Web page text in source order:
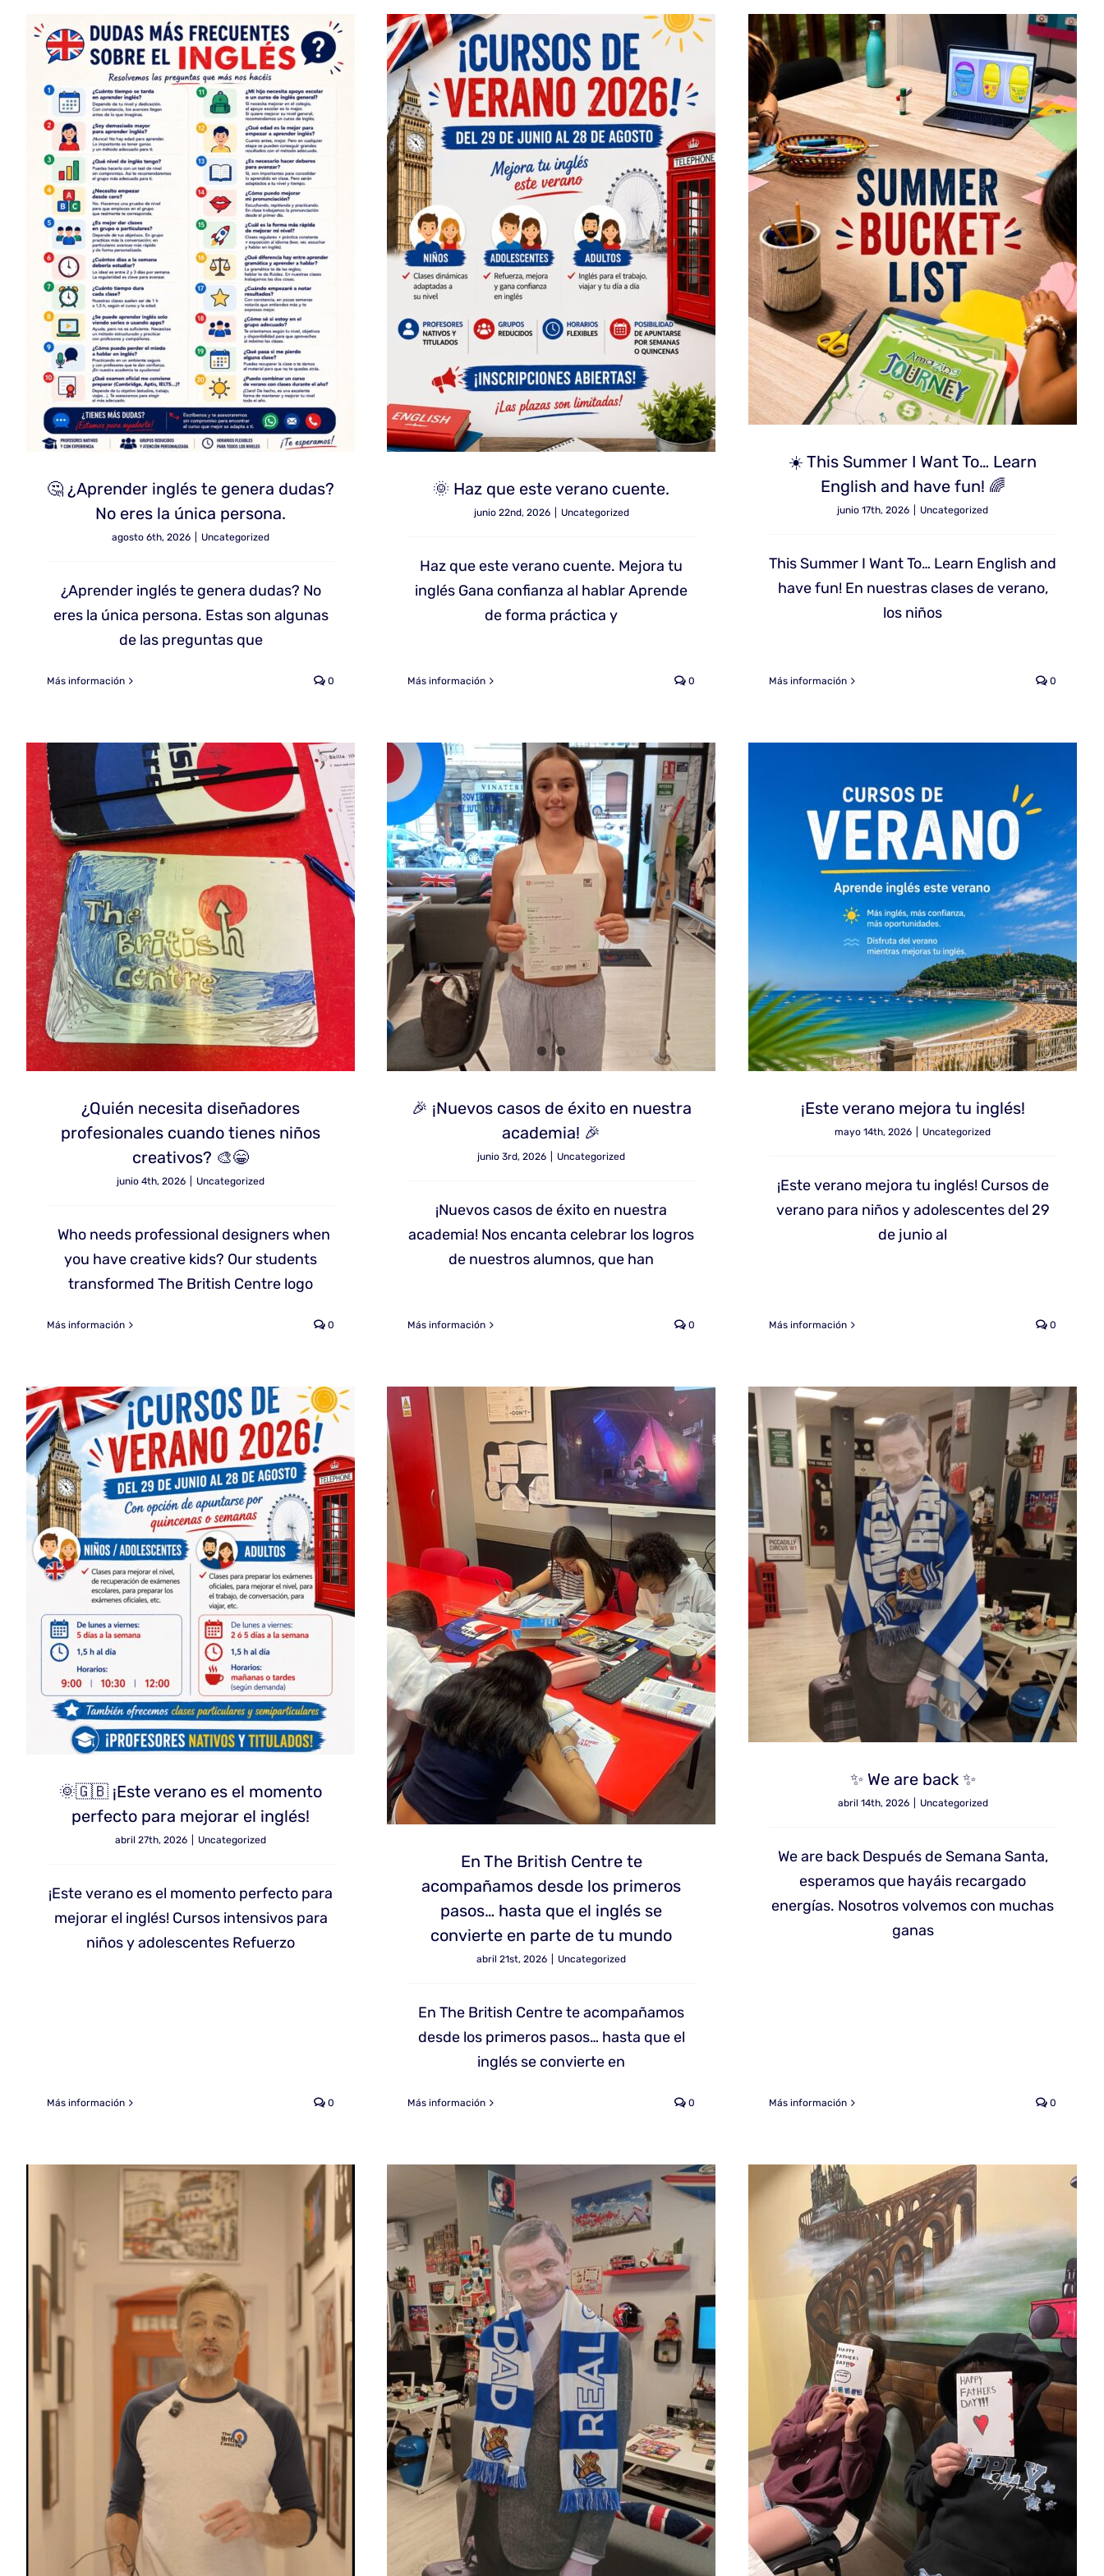
🤔 ¿Aprender inglés te genera dudas?
No eres la única persona.
agosto 6th, 2026 Uncategorized
¿Aprender inglés te genera dudas? No
eres la única persona. Estas son algunas
de las preguntas que
Más información 0
🌞 Haz que este verano cuente.
junio 22nd, 2026 Uncategorized
Haz que este verano cuente. Mejora tu
inglés Gana confianza al hablar Aprende
de forma práctica y
Más información 0
☀️ This Summer I Want To… Learn
English and have fun! 🌈
junio 17th, 2026 Uncategorized
This Summer I Want To… Learn English and
have fun! En nuestras clases de verano,
los niños
Más información 0
¿Quién necesita diseñadores
profesionales cuando tienes niños
creativos? 🎨😁
junio 4th, 2026 Uncategorized
Who needs professional designers when
you have creative kids? Our students
transformed The British Centre logo
Más información 0
🎉 ¡Nuevos casos de éxito en nuestra
academia! 🎉
junio 3rd, 2026 Uncategorized
¡Nuevos casos de éxito en nuestra
academia! Nos encanta celebrar los logros
de nuestros alumnos, que han
Más información 0
¡Este verano mejora tu inglés!
mayo 14th, 2026 Uncategorized
¡Este verano mejora tu inglés! Cursos de
verano para niños y adolescentes del 29
de junio al
Más información 0
🌞🇬🇧 ¡Este verano es el momento
perfecto para mejorar el inglés!
abril 27th, 2026 Uncategorized
¡Este verano es el momento perfecto para
mejorar el inglés! Cursos intensivos para
niños y adolescentes Refuerzo
Más información 0
En The British Centre te
acompañamos desde los primeros
pasos… hasta que el inglés se
convierte en parte de tu mundo
abril 21st, 2026 Uncategorized
En The British Centre te acompañamos
desde los primeros pasos… hasta que el
inglés se convierte en
Más información 0
✨ We are back ✨
abril 14th, 2026 Uncategorized
We are back Después de Semana Santa,
esperamos que hayáis recargado
energías. Nosotros volvemos con muchas
ganas
Más información 0